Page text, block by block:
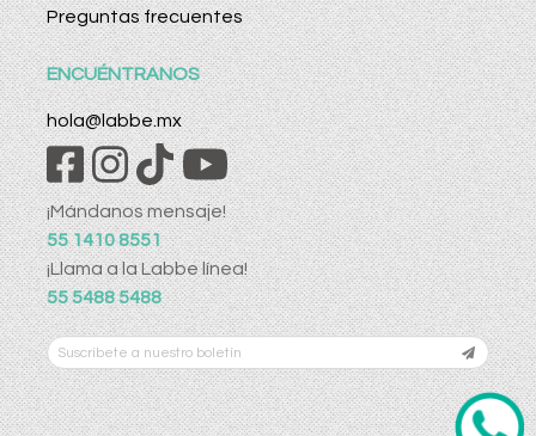
Preguntas frecuentes
ENCUÉNTRANOS
hola@labbe.mx
¡Mándanos mensaje!
55 1410 8551
¡Llama a la Labbe línea!
55 5488 5488